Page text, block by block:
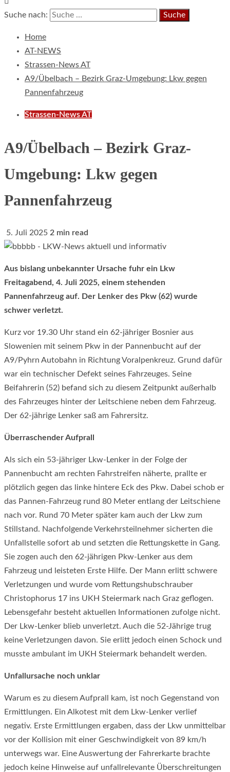
Suche nach:
Home
AT-NEWS
Strassen-News AT
A9/Übelbach – Bezirk Graz-Umgebung: Lkw gegen
Pannenfahrzeug
Strassen-News AT
A9/Übelbach – Bezirk Graz-
Umgebung: Lkw gegen
Pannenfahrzeug
5. Juli 2025 2 min read
Aus bislang unbekannter Ursache fuhr ein Lkw
Freitagabend, 4. Juli 2025, einem stehenden
Pannenfahrzeug auf. Der Lenker des Pkw (62) wurde
schwer verletzt.
Kurz vor 19.30 Uhr stand ein 62-jähriger Bosnier aus
Slowenien mit seinem Pkw in der Pannenbucht auf der
A9/Pyhrn Autobahn in Richtung Voralpenkreuz. Grund dafür
war ein technischer Defekt seines Fahrzeuges. Seine
Beifahrerin (52) befand sich zu diesem Zeitpunkt außerhalb
des Fahrzeuges hinter der Leitschiene neben dem Fahrzeug.
Der 62-jährige Lenker saß am Fahrersitz.
Überraschender Aufprall
Als sich ein 53-jähriger Lkw-Lenker in der Folge der
Pannenbucht am rechten Fahrstreifen näherte, prallte er
plötzlich gegen das linke hintere Eck des Pkw. Dabei schob er
das Pannen-Fahrzeug rund 80 Meter entlang der Leitschiene
nach vor. Rund 70 Meter später kam auch der Lkw zum
Stillstand. Nachfolgende Verkehrsteilnehmer sicherten die
Unfallstelle sofort ab und setzten die Rettungskette in Gang.
Sie zogen auch den 62-jährigen Pkw-Lenker aus dem
Fahrzeug und leisteten Erste Hilfe. Der Mann erlitt schwere
Verletzungen und wurde vom Rettungshubschrauber
Christophorus 17 ins UKH Steiermark nach Graz geflogen.
Lebensgefahr besteht aktuellen Informationen zufolge nicht.
Der Lkw-Lenker blieb unverletzt. Auch die 52-Jährige trug
keine Verletzungen davon. Sie erlitt jedoch einen Schock und
musste ambulant im UKH Steiermark behandelt werden.
Unfallursache noch unklar
Warum es zu diesem Aufprall kam, ist noch Gegenstand von
Ermittlungen. Ein Alkotest mit dem Lkw-Lenker verlief
negativ. Erste Ermittlungen ergaben, dass der Lkw unmittelbar
vor der Kollision mit einer Geschwindigkeit von 89 km/h
unterwegs war. Eine Auswertung der Fahrerkarte brachte
jedoch keine Hinweise auf unfallrelevante Überschreitungen